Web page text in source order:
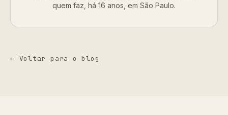
quem faz, há 16 anos, em São Paulo.
← Voltar para o blog